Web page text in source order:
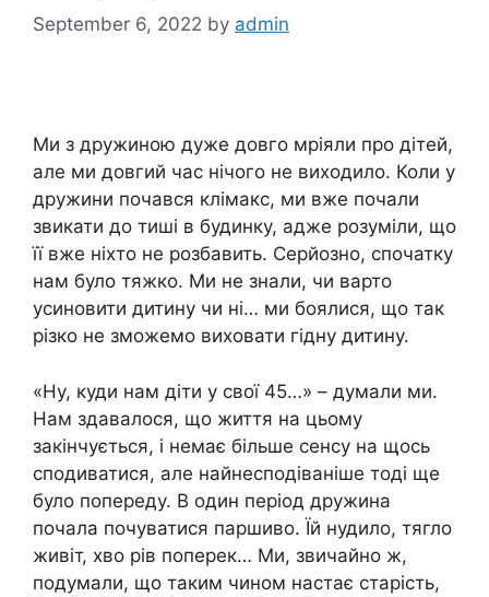
September 6, 2022 by admin
Ми з дружиною дуже довго мріяли про дітей,
але ми довгий час нічого не виходило. Коли у
дружини почався клімакс, ми вже почали
звикати до тиші в будинку, адже розуміли, що
її вже ніхто не розбавить. Серйозно, спочатку
нам було тяжко. Ми не знали, чи варто
усиновити дитину чи ні… ми боялися, що так
різко не зможемо виховати гідну дитину.
«Ну, куди нам діти у свої 45…» – думали ми.
Нам здавалося, що життя на цьому
закінчується, і немає більше сенсу на щось
сподиватися, але найнесподіваніше тоді ще
було попереду. В один період дружина
почала почуватися паршиво. Їй нудило, тягло
живіт, хво рів поперек… Ми, звичайно ж,
подумали, що таким чином настає старість,